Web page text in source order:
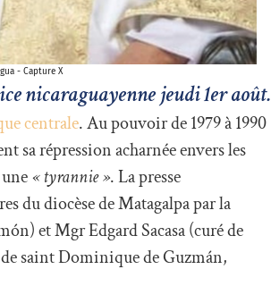
- Capture X
nicaraguayenne jeudi 1er août.
centrale. Au pouvoir de 1979 à 1990
répression acharnée envers les
« tyrannie ». La presse
du diocèse de Matagalpa par la
et Mgr Edgard Sacasa (curé de
saint Dominique de Guzmán,